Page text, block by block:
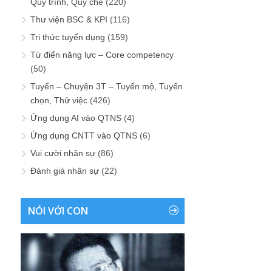
Thư viện BSC & KPI (116)
Tri thức tuyển dụng (159)
Từ điển năng lực – Core competency
(50)
Tuyển – Chuyện 3T – Tuyển mộ, Tuyển
chọn, Thử việc (426)
Ứng dụng AI vào QTNS (4)
Ứng dụng CNTT vào QTNS (6)
Vui cười nhân sự (86)
Đánh giá nhân sự (22)
NÓI VỚI CON